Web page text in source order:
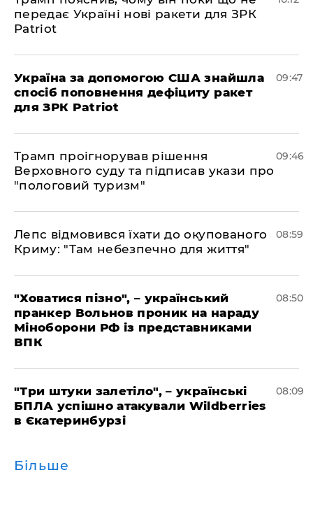
передає Україні нові ракети для ЗРК
Patriot
Україна за допомогою США знайшла
спосіб поповнення дефіциту ракет
для ЗРК Patriot
09:47
Трамп проігнорував рішення
Верховного суду та підписав укази про
"пологовий туризм"
09:46
Лепс відмовився їхати до окупованого
Криму: "Там небезпечно для життя"
08:59
"Ховатися пізно", – український
пранкер Вольнов проник на нараду
Міноборони РФ із представниками
ВПК
08:50
"Три штуки залетіло", – українські
БПЛА успішно атакували Wildberries
в Єкатеринбурзі
08:09
Більше